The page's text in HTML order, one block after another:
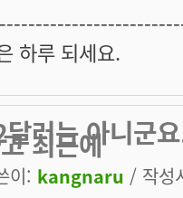
하루 되세요.
러는 아니군
최근에
이: kangnaru / 작성